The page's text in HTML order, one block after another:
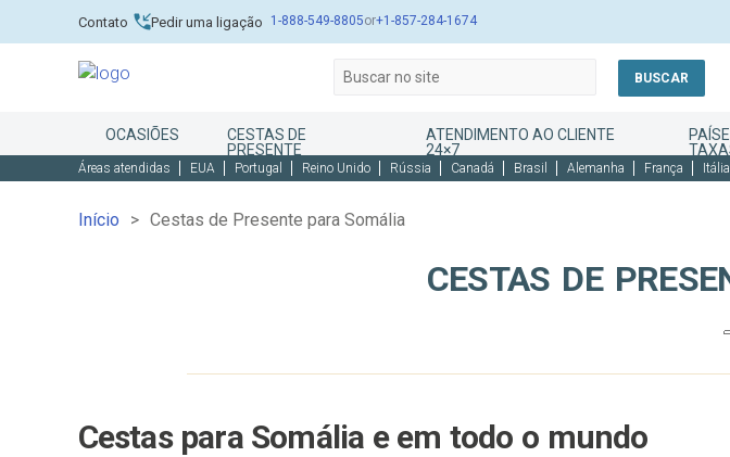
Contato Pedir uma ligação 1-888-549-8805or+1-857-284-1674
BUSCAR
OCASIÕES
CESTAS DE
PRESENTE
ATENDIMENTO AO CLIENTE
24×7
Áreas atendidas EUA Portugal Reino Unido Rússia Canadá Brasil Alemanha França Itália
Início Cestas de Presente para Somália
CESTAS DE
Cestas para Somália e em todo o mundo